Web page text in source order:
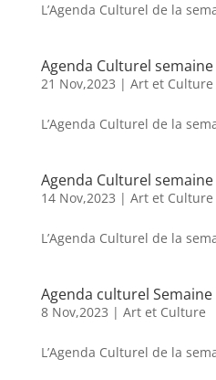
L’Agenda Culturel de la
Agenda Culturel
21 Nov,2023 | Art et Culture
L’Agenda Culturel de la
Agenda Culturel
14 Nov,2023 | Art et Culture
L’Agenda Culturel de la
Agenda culturel
8 Nov,2023 | Art et Culture
L’Agenda Culturel de la